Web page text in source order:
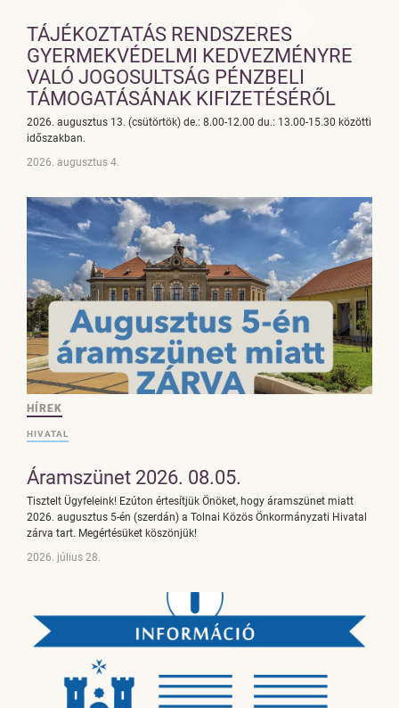
TÁJÉKOZTATÁS RENDSZERES
GYERMEKVÉDELMI KEDVEZMÉNYRE
VALÓ JOGOSULTSÁG PÉNZBELI
TÁMOGATÁSÁNAK KIFIZETÉSÉRŐL
2026. augusztus 13. (csütörtök) de.: 8.00-12.00 du.: 13.00-15.30 közötti
időszakban.
2026. augusztus 4.
HÍREK
HIVATAL
Áramszünet 2026. 08.05.
Tisztelt Ügyfeleink! Ezúton értesítjük Önöket, hogy áramszünet miatt
2026. augusztus 5-én (szerdán) a Tolnai Közös Önkormányzati Hivatal
zárva tart. Megértésüket köszönjük!
2026. július 28.